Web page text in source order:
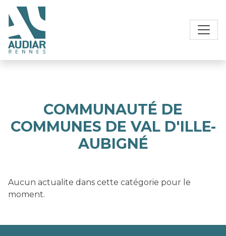
COMMUNAUTÉ DE
COMMUNES DE VAL D'ILLE-
AUBIGNÉ
Aucun actualite dans cette catégorie pour le
moment.